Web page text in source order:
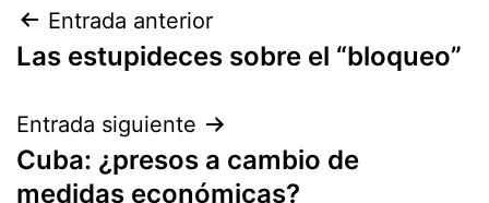
Navegación
de
entradas
Entrada anterior
Las estupideces sobre el “bloqueo”
Entrada siguiente
Cuba: ¿presos a cambio de
medidas económicas?